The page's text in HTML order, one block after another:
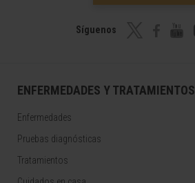
Síguenos
ENFERMEDADES Y TRATAMIENTOS
Enfermedades
Pruebas diagnósticas
Tratamientos